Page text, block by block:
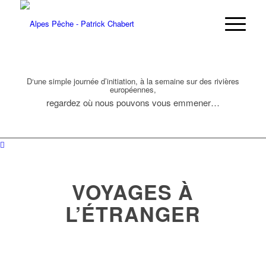
D‘une simple journée d’initiation, à la semaine sur des rivières
européennes,
regardez où nous pouvons vous emmener…
VOYAGES À
L’ÉTRANGER